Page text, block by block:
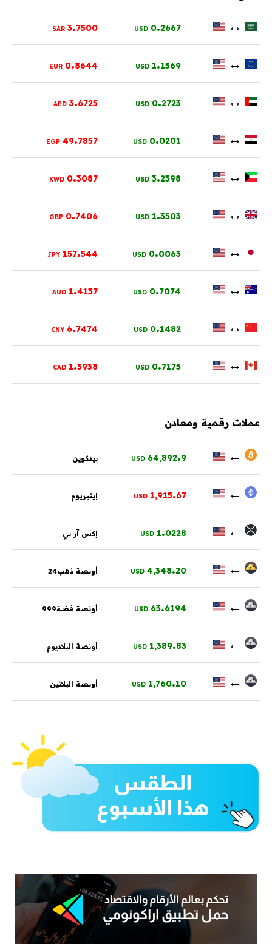
↔
0.2667
USD
3.7500
SAR
↔
1.1569
USD
0.8644
EUR
↔
0.2723
USD
3.6725
AED
↔
0.0201
USD
49.7857
EGP
↔
3.2398
USD
0.3087
KWD
↔
1.3503
USD
0.7406
GBP
↔
0.0063
USD
157.544
JPY
↔
0.7074
USD
1.4137
AUD
↔
0.1482
USD
6.7474
CNY
↔
0.7175
USD
1.3938
CAD
عملات رقمية ومعادن
←
64,892.9
USD بيتكوين
←
1,915.67
USD إيثيريوم
←
1.0228
USD إكس آر بي
←
4,348.20
USD أونصة ذهب24
←
63.6194
USD أونصة فضة999
←
1,389.83
USD أونصة البلاديوم
←
1,760.10
USD أونصة البلاتين